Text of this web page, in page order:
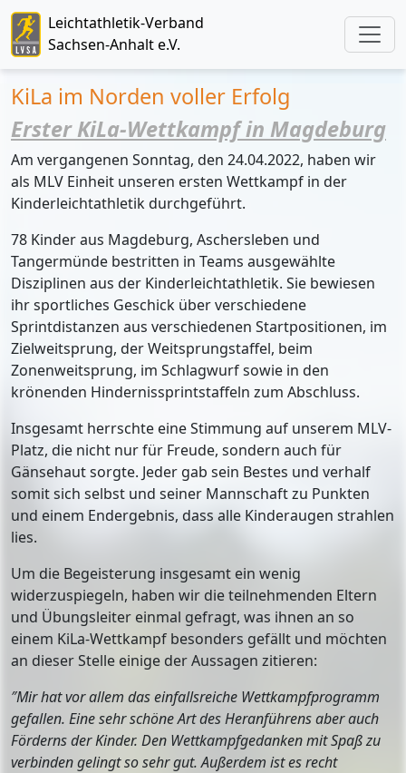
Leichtathletik-Verband
Sachsen-Anhalt e.V.
KiLa im Norden voller Erfolg
Erster KiLa-Wettkampf in Magdeburg
Am vergangenen Sonntag, den 24.04.2022, haben wir
als MLV Einheit unseren ersten Wettkampf in der
Kinderleichtathletik durchgeführt.
78 Kinder aus Magdeburg, Aschersleben und
Tangermünde bestritten in Teams ausgewählte
Disziplinen aus der Kinderleichtathletik. Sie bewiesen
ihr sportliches Geschick über verschiedene
Sprintdistanzen aus verschiedenen Startpositionen, im
Zielweitsprung, der Weitsprungstaffel, beim
Zonenweitsprung, im Schlagwurf sowie in den
krönenden Hindernissprintstaffeln zum Abschluss.
Insgesamt herrschte eine Stimmung auf unserem MLV-
Platz, die nicht nur für Freude, sondern auch für
Gänsehaut sorgte. Jeder gab sein Bestes und verhalf
somit sich selbst und seiner Mannschaft zu Punkten
und einem Endergebnis, dass alle Kinderaugen strahlen
lies.
Um die Begeisterung insgesamt ein wenig
widerzuspiegeln, haben wir die teilnehmenden Eltern
und Übungsleiter einmal gefragt, was ihnen an so
einem KiLa-Wettkampf besonders gefällt und möchten
an dieser Stelle einige der Aussagen zitieren:
″Mir hat vor allem das einfallsreiche Wettkampfprogramm
gefallen. Eine sehr schöne Art des Heranführens aber auch
Förderns der Kinder. Den Wettkampfgedanken mit Spaß zu
verbinden gelingt so sehr gut. Außerdem ist es recht